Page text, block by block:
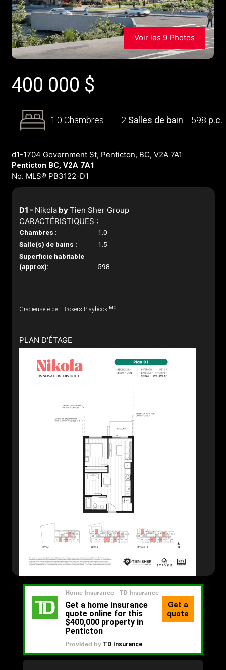
Voir les 9 Photos
400 000 $
1.0 Chambres 2 Salles de bain 598 p.c.
d1-1704 Government St, Penticton, BC, V2A 7A1
Penticton BC, V2A 7A1
No. MLS® PB3122-D1
D1 - NikolabyTien Sher Group
CARACTÉRISTIQUES :
Chambres :
1.0
Salle(s) de bains :
1.5
Superficie habitable
(approx):
598
Gracieuseté de : Brokers Playbook MC
PLAN D’ÉTAGE